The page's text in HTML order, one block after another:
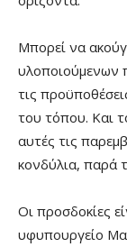
Μπορεί να
υλοποιούμενων
τις
του τόπου. Και
αυτές τις
κονδύλια, παρά
Οι προσδοκίες
υφυπουργείο